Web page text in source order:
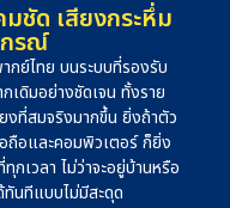
ชัด เสียงกระหึ่ม
รณ์
กย์ไทย บนระบบที่รองรับ
ดิมอย่างชัดเจน ทั้งราย
งที่สมจริงมากขึ้น ยิ่งถ้าตัว
ถือและคอมพิวเตอร์ ก็ยิ่ง
กเวลา ไม่ว่าจะอยู่บ้านหรือ
นทีแบบไม่มีสะดุด